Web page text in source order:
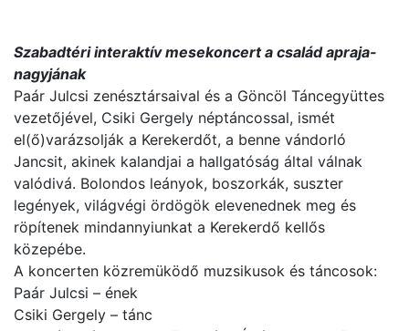
Szabadtéri interaktív mesekoncert a család apraja-
nagyjának
Paár Julcsi zenésztársaival és a Göncöl Táncegyüttes
vezetőjével, Csiki Gergely néptáncossal, ismét
el(ő)varázsolják a Kerekerdőt, a benne vándorló
Jancsit, akinek kalandjai a hallgatóság által válnak
valódivá. Bolondos leányok, boszorkák, suszter
legények, világvégi ördögök elevenednek meg és
röpítenek mindannyiunkat a Kerekerdő kellős
közepébe.
A koncerten közremüködő muzsikusok és táncosok:
Paár Julcsi – ének
Csiki Gergely – tánc